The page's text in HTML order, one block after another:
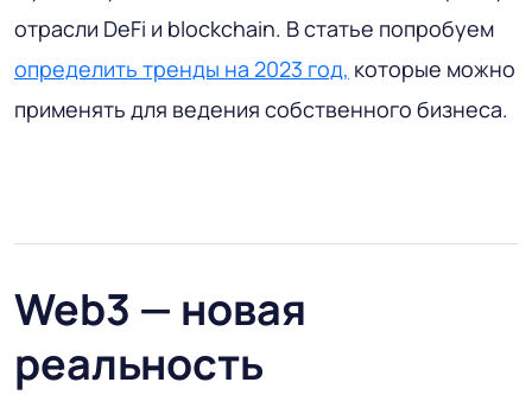
отрасли DeFi и blockchain. В статье попробуем
определить тренды на 2023 год, которые можно
применять для ведения собственного бизнеса.
Web3 — новая
реальность